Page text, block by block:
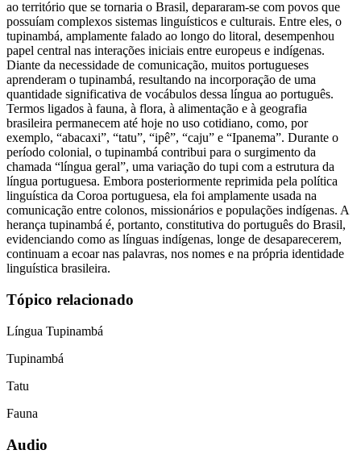
ao território que se tornaria o Brasil, depararam-se com povos que
possuíam complexos sistemas linguísticos e culturais. Entre eles, o
tupinambá, amplamente falado ao longo do litoral, desempenhou
papel central nas interações iniciais entre europeus e indígenas.
Diante da necessidade de comunicação, muitos portugueses
aprenderam o tupinambá, resultando na incorporação de uma
quantidade significativa de vocábulos dessa língua ao português.
Termos ligados à fauna, à flora, à alimentação e à geografia
brasileira permanecem até hoje no uso cotidiano, como, por
exemplo, “abacaxi”, “tatu”, “ipê”, “caju” e “Ipanema”. Durante o
período colonial, o tupinambá contribui para o surgimento da
chamada “língua geral”, uma variação do tupi com a estrutura da
língua portuguesa. Embora posteriormente reprimida pela política
linguística da Coroa portuguesa, ela foi amplamente usada na
comunicação entre colonos, missionários e populações indígenas. A
herança tupinambá é, portanto, constitutiva do português do Brasil,
evidenciando como as línguas indígenas, longe de desaparecerem,
continuam a ecoar nas palavras, nos nomes e na própria identidade
linguística brasileira.
Tópico relacionado
Língua Tupinambá
Tupinambá
Tatu
Fauna
Audio